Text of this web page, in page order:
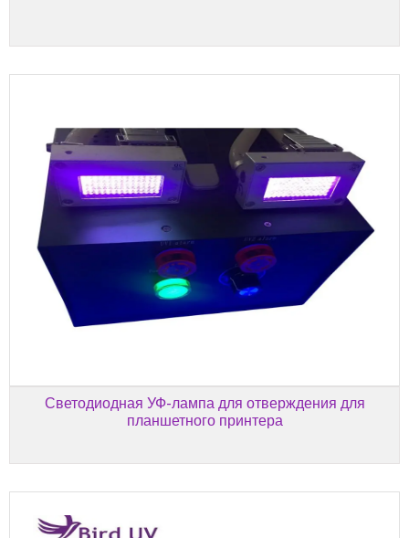
Светодиодная УФ-лампа для отверждения для
планшетного принтера